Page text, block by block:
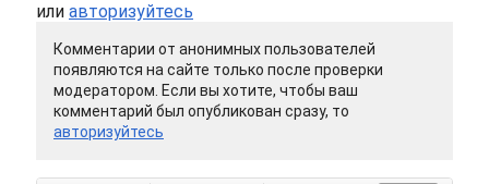
или авторизуйтесь
Комментарии от анонимных пользователей
появляются на сайте только после проверки
модератором. Если вы хотите, чтобы ваш
комментарий был опубликован сразу, то
авторизуйтесь